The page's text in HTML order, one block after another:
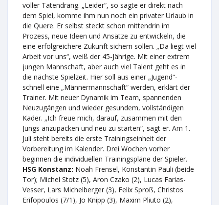
voller Tatendrang. „Leider“, so sagte er direkt nach
dem Spiel, komme ihm nun noch ein privater Urlaub in
die Quere. Er selbst steckt schon mittendrin im
Prozess, neue Ideen und Ansätze zu entwickeln, die
eine erfolgreichere Zukunft sichern sollen. „Da liegt viel
Arbeit vor uns“, weiß der 45-Jährige. Mit einer extrem
jungen Mannschaft, aber auch viel Talent geht es in
die nächste Spielzeit. Hier soll aus einer „Jugend“-
schnell eine „Männermannschaft“ werden, erklärt der
Trainer. Mit neuer Dynamik im Team, spannenden
Neuzugängen und wieder gesundem, vollständigen
Kader. „Ich freue mich, darauf, zusammen mit den
Jungs anzupacken und neu zu starten“, sagt er. Am 1.
Juli steht bereits die erste Trainingseinheit der
Vorbereitung im Kalender. Drei Wochen vorher
beginnen die individuellen Trainingspläne der Spieler.
HSG Konstanz: Noah Frensel, Konstantin Pauli (beide
Tor); Michel Stotz (5), Aron Czako (2), Lucas Farias-
Vesser, Lars Michelberger (3), Felix Sproß, Christos
Erifopoulos (7/1), Jo Knipp (3), Maxim Pliuto (2),